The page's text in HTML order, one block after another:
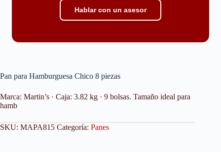
Hablar con un asesor
Pan para Hamburguesa Chico 8 piezas
Marca: Martin’s · Caja: 3.82 kg · 9 bolsas. Tamaño ideal para
hamb
SKU: MAPA815 Categoría: Panes